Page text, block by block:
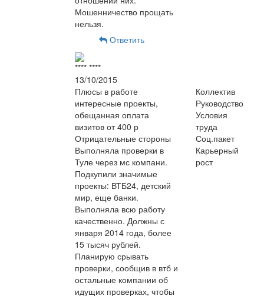
Мошенничество прощать
нельзя.
Ответить
**** ****
13/10/2015
Плюсы в работе
интересные проекты,
обещанная оплата
визитов от 400 р
Отрицательные стороны
Выполняла проверки в
Туле через мс компани.
Подкупили значимые
проекты: ВТБ24, детский
мир, еще банки.
Выполняла всю работу
качественно. Должны с
января 2014 года, более
15 тысяч рублей.
Планирую срывать
проверки, сообщив в втб и
остальные компании об
идущих проверках, чтобы
Коллектив
Руководство
Условия
труда
Соц.пакет
Карьерный
рост